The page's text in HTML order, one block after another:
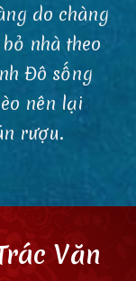
do chàng
nhà theo
Đô sống
nên lại
rượu.
Văn